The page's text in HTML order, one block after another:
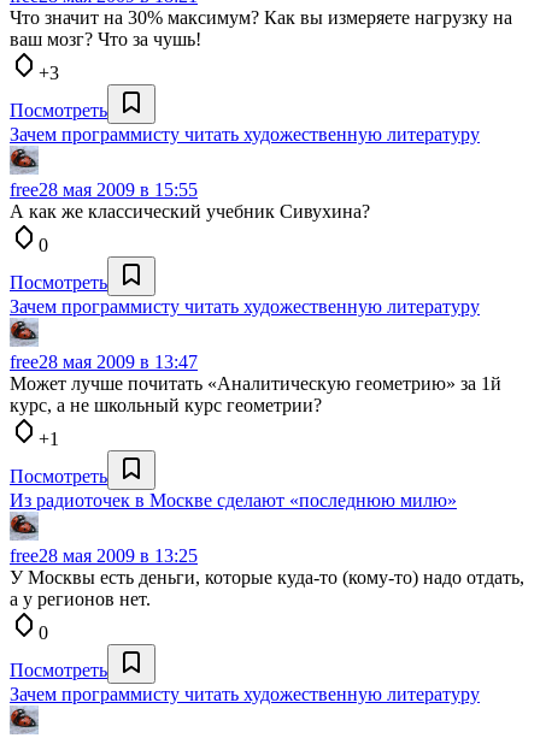
Что значит на 30% максимум? Как вы измеряете нагрузку на
ваш мозг? Что за чушь!
+3
Посмотреть
Зачем программисту читать художественную литературу
free28 мая 2009 в 15:55
А как же классический учебник Сивухина?
0
Посмотреть
Зачем программисту читать художественную литературу
free28 мая 2009 в 13:47
Может лучше почитать «Аналитическую геометрию» за 1й
курс, а не школьный курс геометрии?
+1
Посмотреть
Из радиоточек в Москве сделают «последнюю милю»
free28 мая 2009 в 13:25
У Москвы есть деньги, которые куда-то (кому-то) надо отдать,
а у регионов нет.
0
Посмотреть
Зачем программисту читать художественную литературу